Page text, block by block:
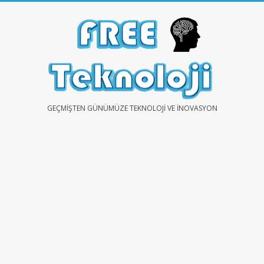
FREEGEÇMIŞTEN GÜNÜMÜZE TEKNOLOJI VE İNOVASYON